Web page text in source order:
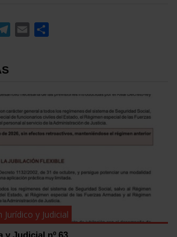
Telegram
Email
y Judicial